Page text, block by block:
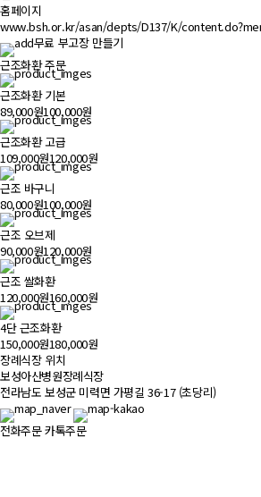
홈페이지
www.bsh.or.kr/asan/depts/D137/K/
무료 부고장 만들기
근조화환 주문
근조화환 기본
89,000원100,000원
근조화환 고급
109,000원120,000원
근조 바구니
80,000원100,000원
근조 오브제
90,000원120,000원
근조 쌀화환
120,000원160,000원
4단 근조화환
150,000원180,000원
장례식장 위치500m
보성아산병원장례식장
전라남도 보성군 미력면 가평길 36-17 (초당리)
전화주문카톡주문